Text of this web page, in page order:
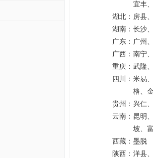
宜丰
湖北： 房县
湖南： 长沙
广东： 广州
广西： 南宁
重庆： 武隆
四川： 米易
格、
贵州： 兴仁
云南： 昆明
坡、
西藏： 墨脱
陕西： 洋县